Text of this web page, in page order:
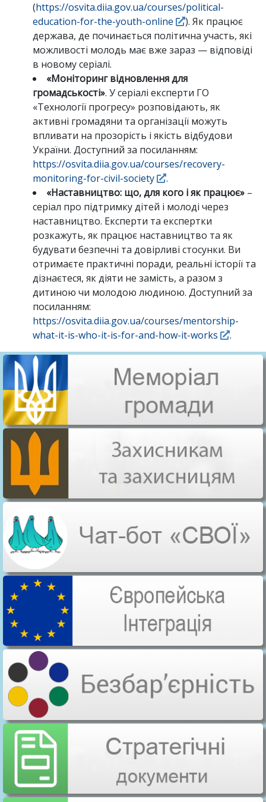
(https://osvita.diia.gov.ua/courses/political-
education-for-the-youth-online
). Як працює
держава, де починається політична участь, які
можливості молодь має вже зараз — відповіді
в новому серіалі.
«Моніторинг відновлення для
громадськості». У серіалі експерти ГО
«Технології прогресу» розповідають, як
активні громадяни та організації можуть
впливати на прозорість і якість відбудови
України. Доступний за посиланням:
https://osvita.diia.gov.ua/courses/recovery-
monitoring-for-civil-society
.
«Наставництво: що, для кого і як працює» –
серіал про підтримку дітей і молоді через
наставництво. Експерти та експертки
розкажуть, як працює наставництво та як
будувати безпечні та довірливі стосунки. Ви
отримаєте практичні поради, реальні історії та
дізнаєтеся, як діяти не замість, а разом з
дитиною чи молодою людиною. Доступний за
посиланням:
https://osvita.diia.gov.ua/courses/mentorship-
what-it-is-who-it-is-for-and-how-it-works
.